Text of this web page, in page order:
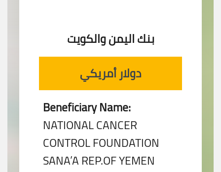
بنك اليمن والكويت
دولار أمريكي
Beneficiary Name:
NATIONAL CANCER
CONTROL FOUNDATION
SANA’A REP.OF YEMEN